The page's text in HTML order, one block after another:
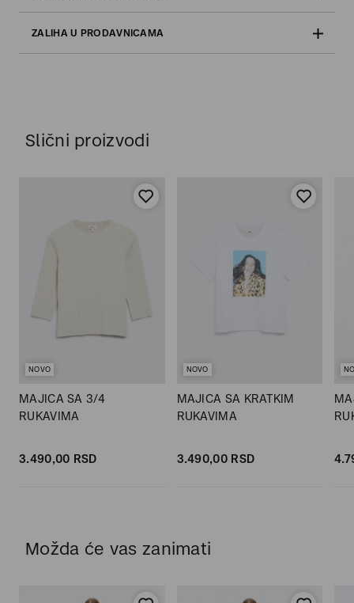
ZALIHA U PRODAVNICAMA
Slični proizvodi
NOVO
MAJICA SA 3/4
RUKAVIMA
3.490,00 RSD
NOVO
MAJICA SA KRATKIM
RUKAVIMA
3.490,00 RSD
Možda će vas zanimati